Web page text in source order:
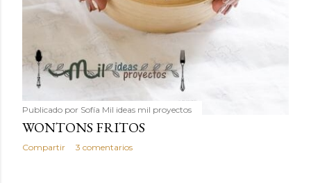
Publicado por Sofía Mil ideas mil proyectos
WONTONS FRITOS
Compartir 3 comentarios